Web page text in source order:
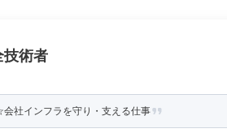
技術者
社インフラを守り・支える仕事